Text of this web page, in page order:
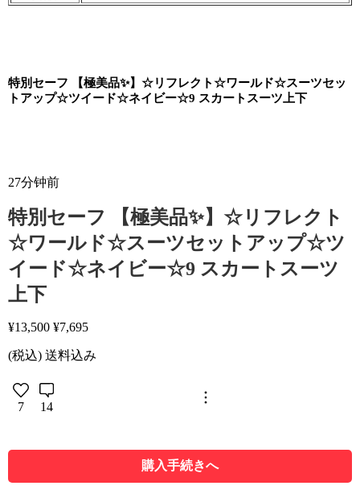
特別セーフ 【極美品✨】☆リフレクト☆ワールド☆スーツセッ
トアップ☆ツイード☆ネイビー☆9 スカートスーツ上下
27分钟前
特別セーフ 【極美品✨】☆リフレクト
☆ワールド☆スーツセットアップ☆ツ
イード☆ネイビー☆9 スカートスーツ
上下
¥13,500 ¥7,695
(税込) 送料込み
7 14
購入手続きへ